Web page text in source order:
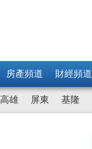
房產頻道 財經頻道
高雄 屏東 基隆